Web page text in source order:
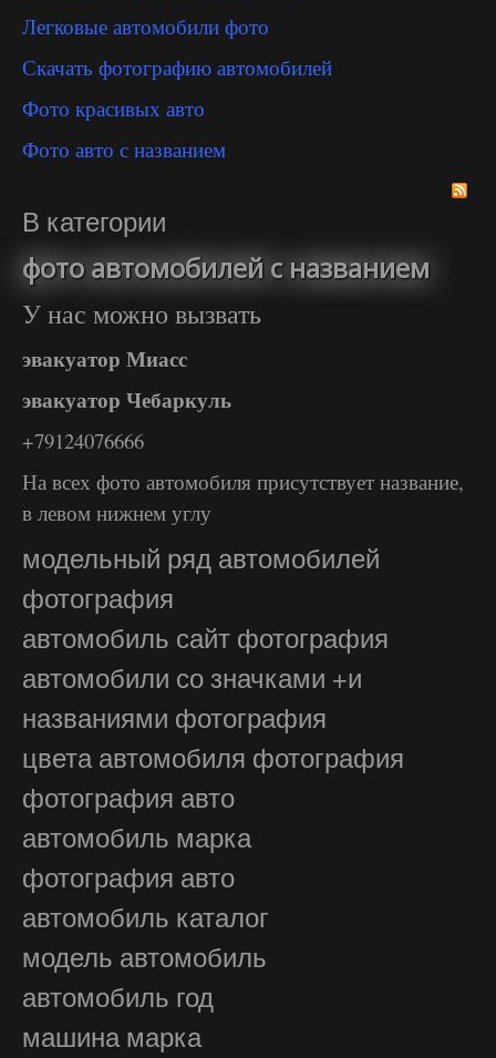
Легковые автомобили фото
Скачать фотографию автомобилей
Фото красивых авто
Фото авто с названием
В категории
фото автомобилей с названием
У нас можно вызвать
эвакуатор Миасс
эвакуатор Чебаркуль
+79124076666
На всех фото автомобиля присутствует название,
в левом нижнем углу
модельный ряд автомобилей
фотография
автомобиль сайт фотография
автомобили со значками +и
названиями фотография
цвета автомобиля фотография
фотография авто
автомобиль марка
фотография авто
автомобиль каталог
модель автомобиль
автомобиль год
машина марка